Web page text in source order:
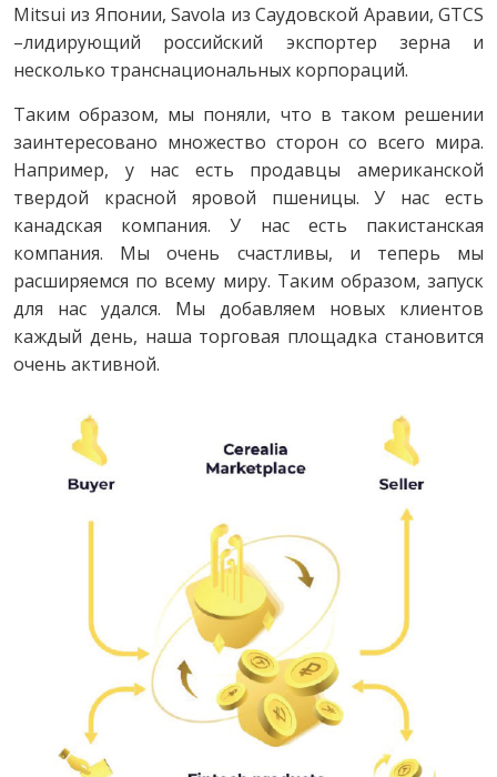
Mitsui из Японии, Savola из Саудовской Аравии, GTCS
–лидирующий российский экспортер зерна и
несколько транснациональных корпораций.
Таким образом, мы поняли, что в таком решении
заинтересовано множество сторон со всего мира.
Например, у нас есть продавцы американской
твердой красной яровой пшеницы. У нас есть
канадская компания. У нас есть пакистанская
компания. Мы очень счастливы, и теперь мы
расширяемся по всему миру. Таким образом, запуск
для нас удался. Мы добавляем новых клиентов
каждый день, наша торговая площадка становится
очень активной.